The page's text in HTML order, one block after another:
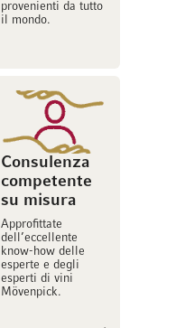
provenienti da tutto
il mondo.
Consulenza
competente
su misura
Approfittate
dell’eccellente
know-how delle
esperte e degli
esperti di vini
Mövenpick.